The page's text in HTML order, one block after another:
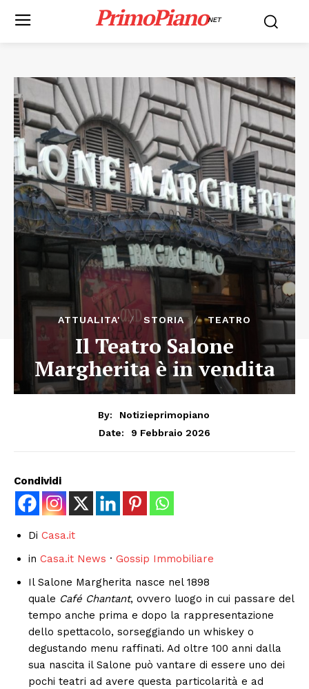
PrimoPianoNET
ATTUALITA' STORIA TEATRO
Il Teatro Salone
Margherita è in vendita
By:
Notizieprimopiano
Date:
9 Febbraio 2026
Condividi
Di Casa.it
in Casa.it News · Gossip Immobiliare
Il Salone Margherita nasce nel 1898
quale Café Chantant, ovvero luogo in cui passare del
tempo anche prima e dopo la rappresentazione
dello spettacolo, sorseggiando un whiskey o
degustando menu raffinati. Ad oltre 100 anni dalla
sua nascita il Salone può vantare di essere uno dei
pochi teatri ad avere questa particolarità e ad